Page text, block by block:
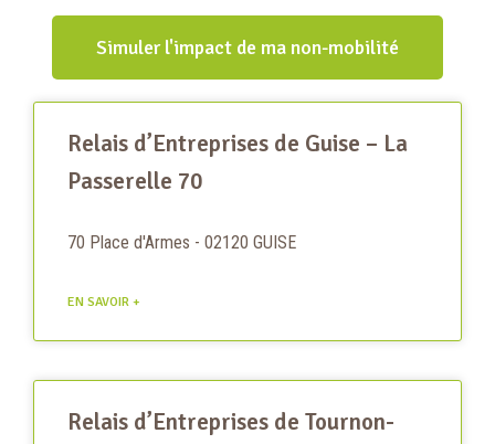
Simuler l'impact de ma non-mobilité
Relais d’Entreprises de Guise – La
Passerelle 70
70 Place d'Armes - 02120 GUISE
EN SAVOIR +
Relais d’Entreprises de Tournon-